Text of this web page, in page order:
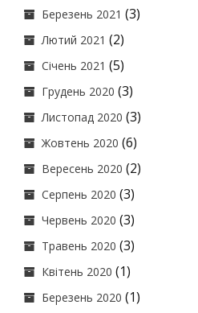
Березень 2021 (3)
Лютий 2021 (2)
Січень 2021 (5)
Грудень 2020 (3)
Листопад 2020 (3)
Жовтень 2020 (6)
Вересень 2020 (2)
Серпень 2020 (3)
Червень 2020 (3)
Травень 2020 (3)
Квітень 2020 (1)
Березень 2020 (1)